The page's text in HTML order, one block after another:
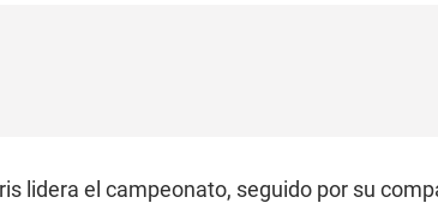
lidera el campeonato, seguido por su